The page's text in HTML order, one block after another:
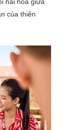
hài hòa giữa
của thiên